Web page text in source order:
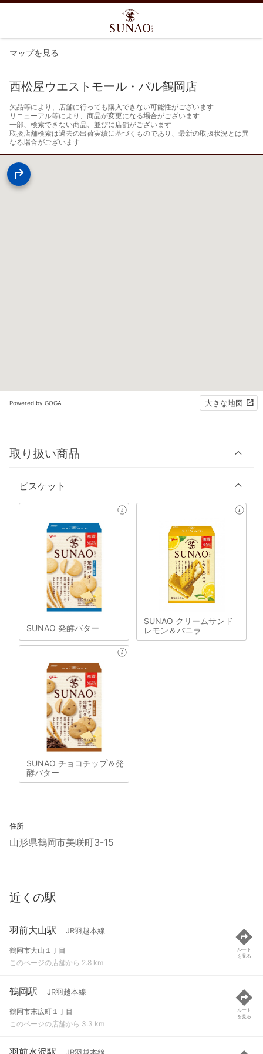
マップを見る
西松屋ウエストモール・パル鶴岡店
欠品等により、店舗に行っても購入できない可能性がございます
リニューアル等により、商品が変更になる場合がございます
一部、検索できない商品、並びに店舗がございます
取扱店舗検索は過去の出荷実績に基づくものであり、最新の取扱状況とは異
なる場合がございます
Powered by GOGA 大きな地図
取り扱い商品
ビスケット
SUNAO 発酵バター
SUNAO クリームサンド
レモン＆バニラ
SUNAO チョコチップ＆発
酵バター
住所
山形県鶴岡市美咲町3-15
近くの駅
羽前大山駅 JR羽越本線
鶴岡市大山１丁目
このページの店舗から 2.8 km
ルート
を見る
鶴岡駅 JR羽越本線
鶴岡市末広町１丁目
このページの店舗から 3.3 km
ルート
を見る
羽前水沢駅